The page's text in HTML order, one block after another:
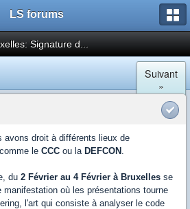
LS forums
Signature d...
Suivant
»
avons droit à différents lieux de
le CCC ou laDEFCON .
du 2 Février au 4 Février à Bruxelles se
manifestation où les présentations tourne
l'art qui consiste à analyser le code